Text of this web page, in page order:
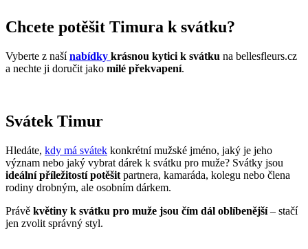
Chcete potěšit Timura k svátku?
Vyberte z našínabídky krásnou kytici k svátku na bellesfleurs.cz
a nechte ji doručit jako milé překvapení.
Svátek Timur
Hledáte, kdy má svátek konkrétní mužské jméno, jaký je jeho
význam nebo jaký vybrat dárek k svátku pro muže? Svátky jsou
ideální příležitostí potěšit partnera, kamaráda, kolegu nebo člena
rodiny drobným, ale osobním dárkem.
Právě květiny k svátku pro muže jsou čím dál oblíbenější– stačí
jen zvolit správný styl.